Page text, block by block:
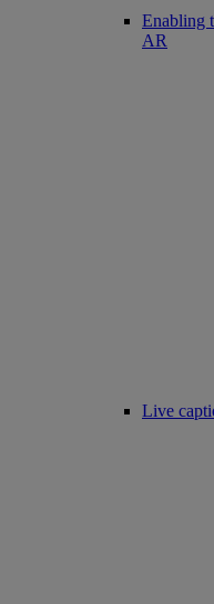
Enabling
AR
Live